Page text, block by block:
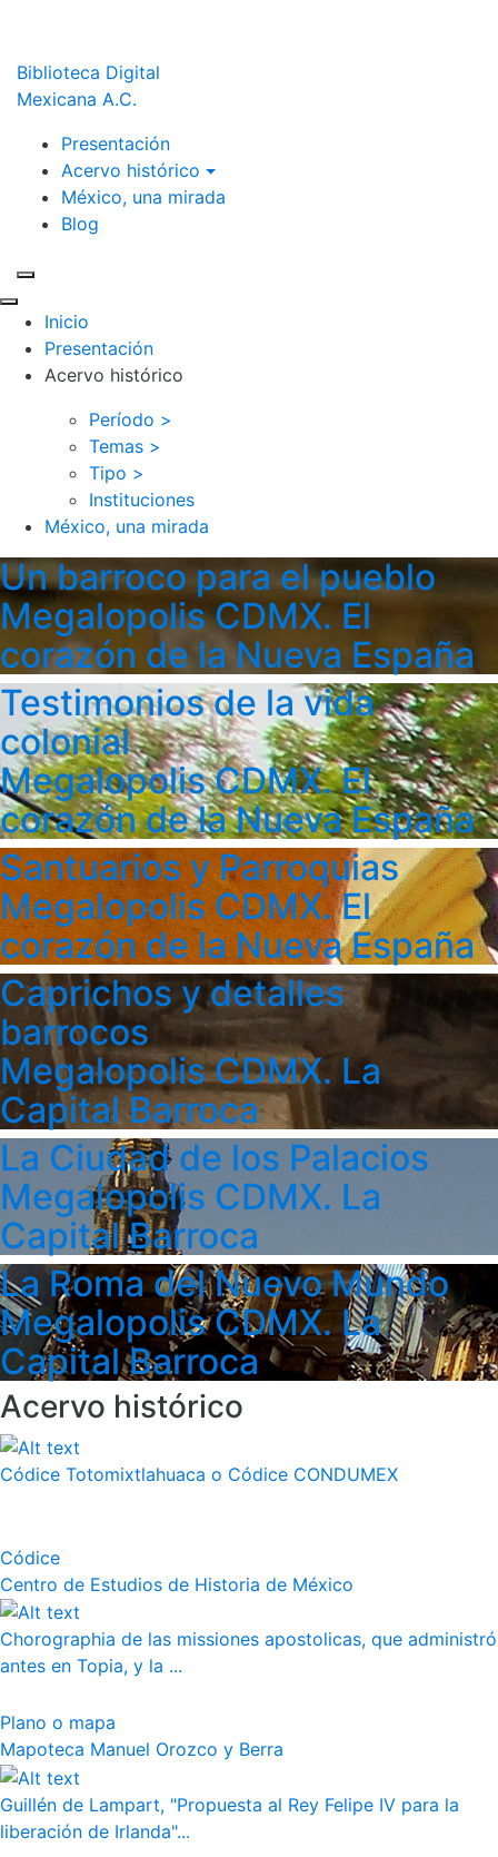
Biblioteca Digital
Mexicana A.C.
Presentación
Acervo histórico
México, una mirada
Blog
Inicio
Presentación
Acervo histórico
Período >
Temas >
Tipo >
Instituciones
México, una mirada
Un barroco para el pueblo
Megalopolis CDMX. El
corazón de la Nueva España
Testimonios de la vida
colonial
Megalopolis CDMX. El
corazón de la Nueva España
Santuarios y Parroquias
Megalopolis CDMX. El
corazón de la Nueva España
Caprichos y detalles
barrocos
Megalopolis CDMX. La
Capital Barroca
La Ciudad de los Palacios
Megalopolis CDMX. La
Capital Barroca
La Roma del Nuevo Mundo
Megalopolis CDMX. La
Capital Barroca
Acervo histórico
Códice Totomixtlahuaca o Códice CONDUMEX
Códice
Centro de Estudios de Historia de México
Chorographia de las missiones apostolicas, que administró
antes en Topia, y la ...
Plano o mapa
Mapoteca Manuel Orozco y Berra
Guillén de Lampart, "Propuesta al Rey Felipe IV para la
liberación de Irlanda"...